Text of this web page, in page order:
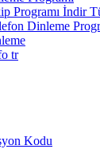
Programı İndir
Dinleme
tr
Kodu